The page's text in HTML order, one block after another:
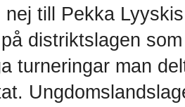
nej till Pekka
distriktslagen
turneringar man